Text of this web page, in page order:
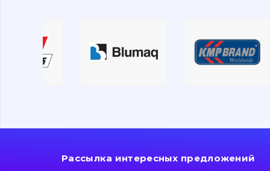
Рассылка интересных предложений